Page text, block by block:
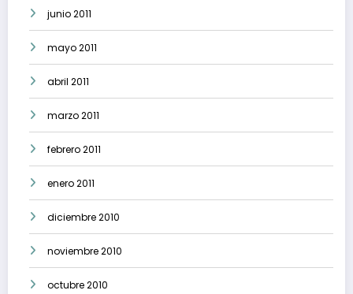
junio 2011
mayo 2011
abril 2011
marzo 2011
febrero 2011
enero 2011
diciembre 2010
noviembre 2010
octubre 2010